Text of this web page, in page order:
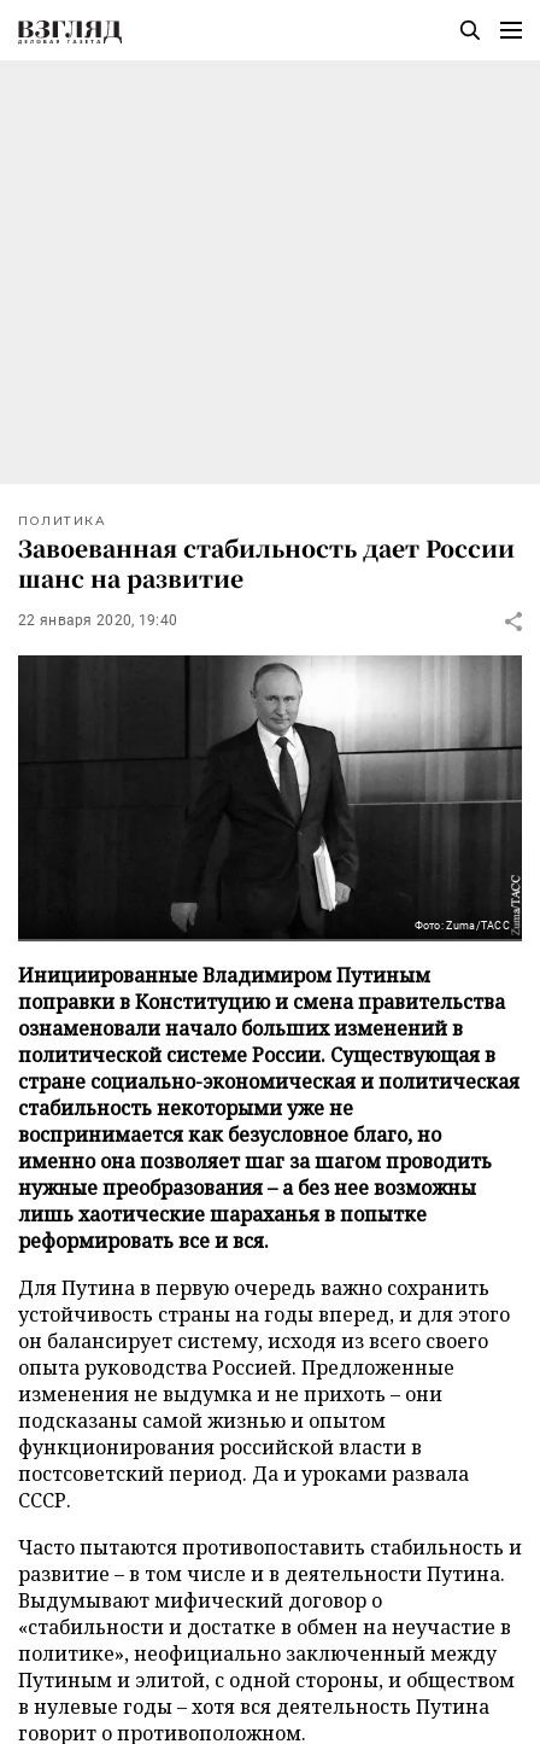
ПОЛИТИКА
Завоеванная стабильность дает России
шанс на развитие
22 января 2020, 19:40
Фото: Zuma/ТАСС
Инициированные Владимиром Путиным
поправки в Конституцию и смена правительства
ознаменовали начало больших изменений в
политической системе России. Существующая в
стране социально-экономическая и политическая
стабильность некоторыми уже не
воспринимается как безусловное благо, но
именно она позволяет шаг за шагом проводить
нужные преобразования – а без нее возможны
лишь хаотические шараханья в попытке
реформировать все и вся.
Для Путина в первую очередь важно сохранить
устойчивость страны на годы вперед, и для этого
он балансирует систему, исходя из всего своего
опыта руководства Россией. Предложенные
изменения не выдумка и не прихоть – они
подсказаны самой жизнью и опытом
функционирования российской власти в
постсоветский период. Да и уроками развала
СССР.
Часто пытаются противопоставить стабильность и
развитие – в том числе и в деятельности Путина.
Выдумывают мифический договор о
«стабильности и достатке в обмен на неучастие в
политике», неофициально заключенный между
Путиным и элитой, с одной стороны, и обществом
в нулевые годы – хотя вся деятельность Путина
говорит о противоположном.